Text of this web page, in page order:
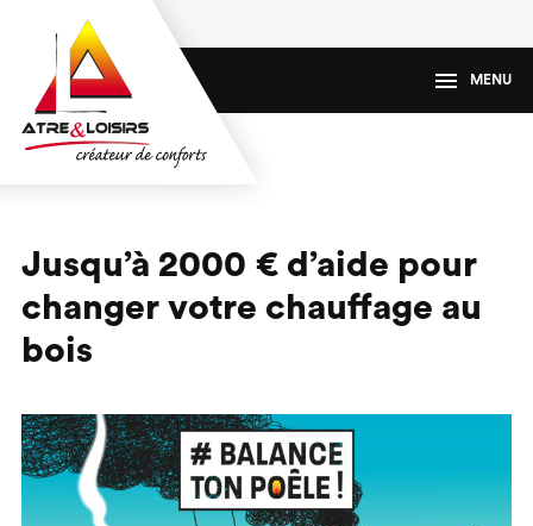
MENU
Jusqu’à 2000 € d’aide pour
changer votre chauffage au
bois